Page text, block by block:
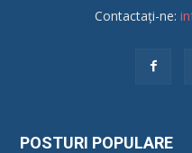
Contactați-ne:
POSTURI POPULARE